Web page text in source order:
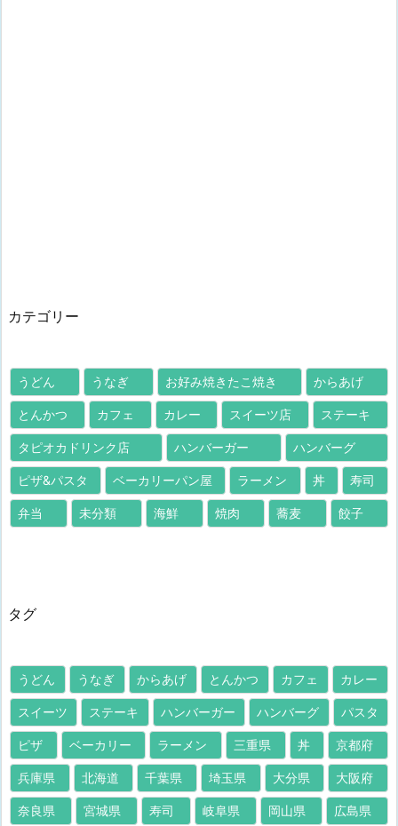
カテゴリー
うどん うなぎ お好み焼きたこ焼き からあげ
とんかつ カフェ カレー スイーツ店 ステーキ
タピオカドリンク店 ハンバーガー ハンバーグ
ピザ&パスタ ベーカリーパン屋 ラーメン 丼 寿司
弁当 未分類 海鮮 焼肉 蕎麦 餃子
タグ
うどん うなぎ からあげ とんかつ カフェ カレー
スイーツ ステーキ ハンバーガー ハンバーグ パスタ
ピザ ベーカリー ラーメン 三重県 丼 京都府
兵庫県 北海道 千葉県 埼玉県 大分県 大阪府
奈良県 宮城県 寿司 岐阜県 岡山県 広島県